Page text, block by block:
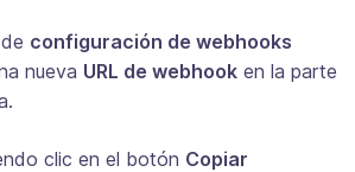
configuración de webhooks
nueva URL de webhook en la parte
clic en el botón Copiar